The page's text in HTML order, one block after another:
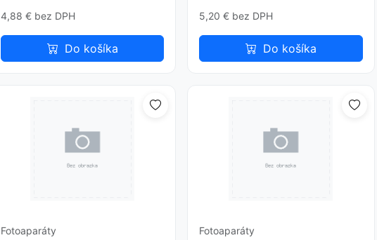
4,88 € bez DPH
Do košíka
5,20 € bez DPH
Do košíka
Fotoaparáty
Fotoaparáty